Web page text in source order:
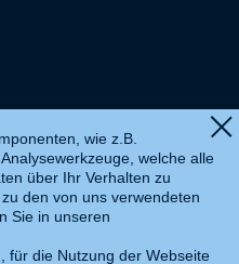
wie z.B.
welche alle
über Ihr Verhalten zu
den von uns verwendeten
Sie in unseren
für die Nutzung der Webseite